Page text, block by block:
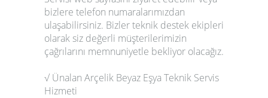
bizlere telefon numaralarımızdan
ulaşabilirsiniz. Bizler teknik destek ekipleri
olarak siz değerli müşterilerimizin
çağrılarını memnuniyetle bekliyor olacağız.
√ Ünalan Arçelik Beyaz Eşya Teknik Servis
Hizmeti